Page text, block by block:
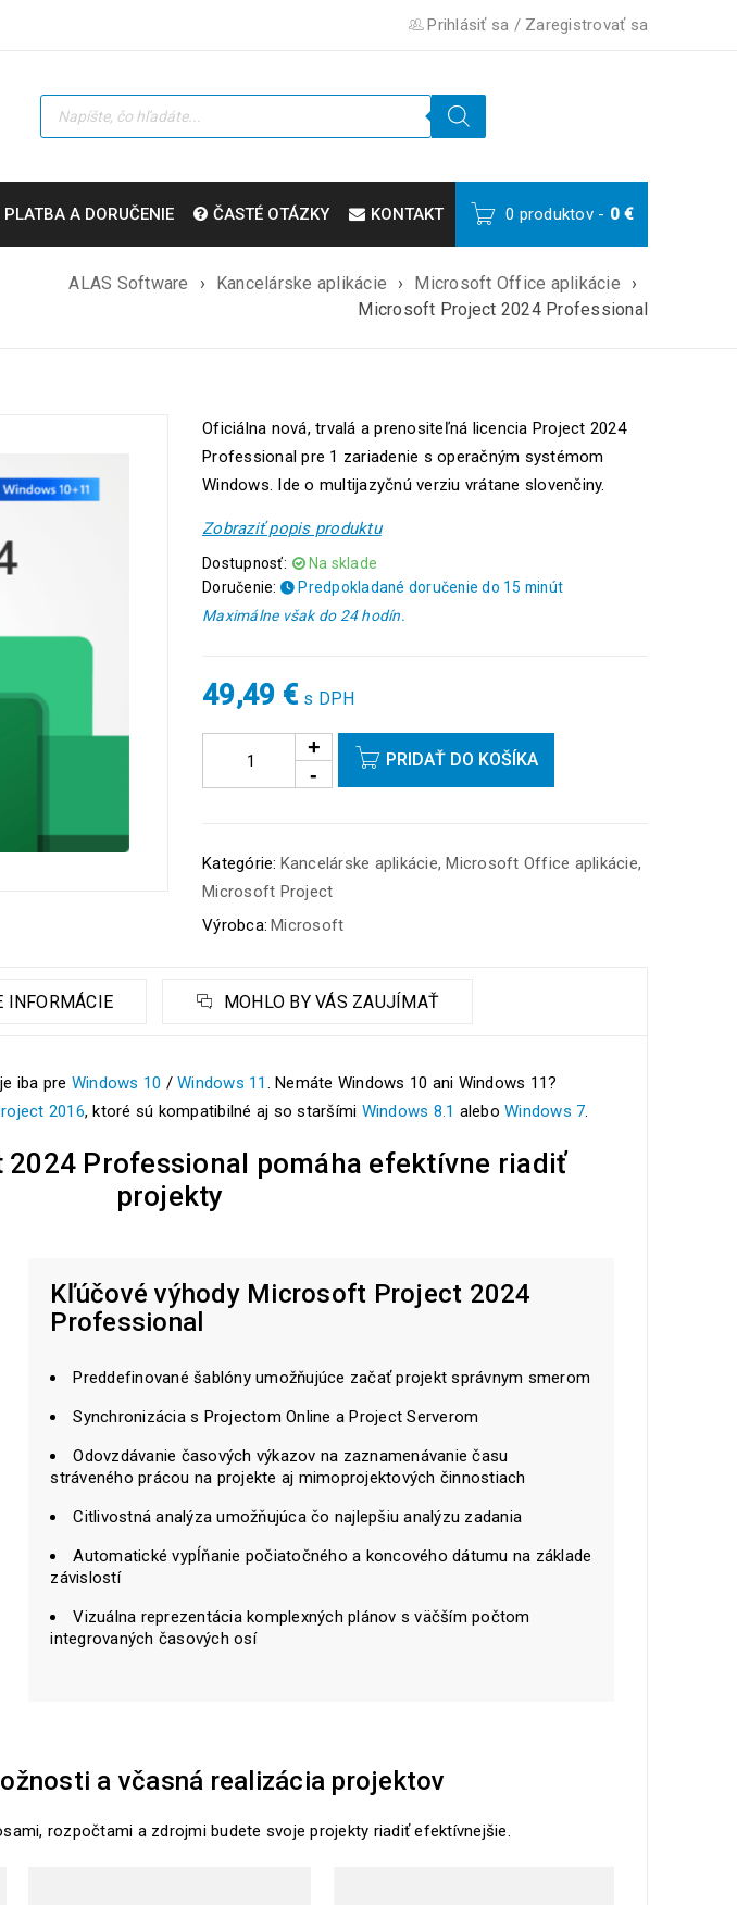
Prihlásiť sa / Zaregistrovať sa
PLATBA A DORUČENIE ČASTÉ OTÁZKY KONTAKT 0 produktov - 0€
ALAS Software › Kancelárske aplikácie › Microsoft Office aplikácie
›
Microsoft Project 2024 Professional
Oficiálna nová, trvalá a prenositeľná licencia Project 2024
Professional pre 1 zariadenie s operačným systémom
Windows. Ide o multijazyčnú verziu vrátane slovenčiny.
Zobraziť popis produktu
Dostupnosť:
Na sklade
Doručenie:
Predpokladané doručenie do 15 minút
Maximálne však do 24 hodín.
49,49 € s DPH
PRIDAŤ DO KOŠÍKA
Kategórie: Kancelárske aplikácie,Microsoft Office aplikácie,
Microsoft Project
Výrobca: Microsoft
INFORMÁCIE MOHLO BY VÁS ZAUJÍMAŤ
iba pre Windows 10 / Windows 11. Nemáte Windows 10 ani Windows 11?
2016, ktoré sú kompatibilné aj so staršími Windows 8.1 alebo Windows 7.
Professional pomáha efektívne riadiť
projekty
Kľúčové výhody Microsoft Project 2024
Professional
Preddefinované šablóny umožňujúce začať projekt správnym smerom
Synchronizácia s Projectom Online a Project Serverom
Odovzdávanie časových výkazov na zaznamenávanie času
stráveného prácou na projekte aj mimoprojektových činnostiach
Citlivostná analýza umožňujúca čo najlepšiu analýzu zadania
Automatické vypĺňanie počiatočného a koncového dátumu na základe
závislostí
Vizuálna reprezentácia komplexných plánov s väčším počtom
integrovaných časových osí
a včasná realizácia projektov
rozpočtami a zdrojmi budete svoje projekty riadiť efektívnejšie.